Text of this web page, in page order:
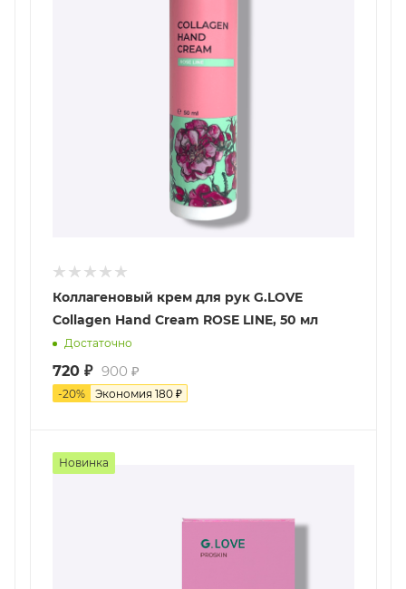
Коллагеновый крем для рук G.LOVE
Collagen Hand Cream ROSE LINE, 50 мл
Достаточно
720 ₽ 900 ₽
-20% Экономия 180 ₽
Новинка